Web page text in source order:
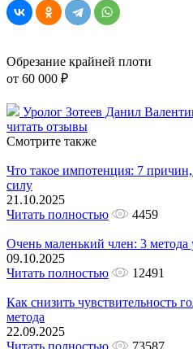
Обрезание крайней плоти
от 60 000 ₽
Уролог Зотеев Данил
читать отзывы
Смотрите также
Что такое импотенция: 7
силу
21.10.2025
Читать полностью
4459
Очень маленький член: 3 метода
09.10.2025
Читать полностью
12491
Как снизить чувствительность
метода
22.09.2025
Читать полностью
73587